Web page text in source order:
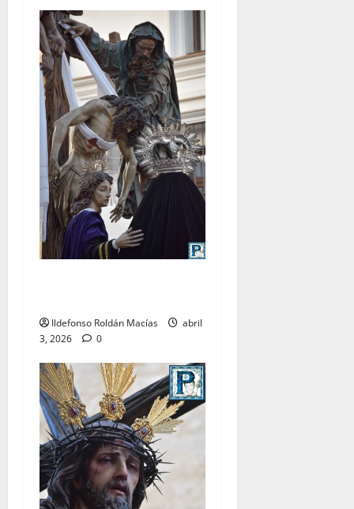
Ildefonso Roldán Macías
abril
3, 2026
0